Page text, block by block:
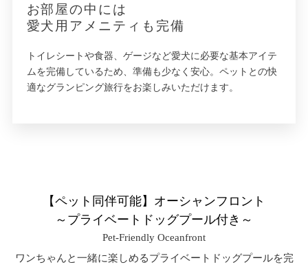
お部屋の中には
愛犬用アメニティも完備
トイレシートや食器、ゲージなど愛犬に必要な基本アイテ
ムを完備しているため、準備も少なく安心。ペットとの快
適なグランピング旅行をお楽しみいただけます。
【ペット同伴可能】オーシャンフロント
～プライベートドッグプール付き～
Pet-Friendly Oceanfront
ワンちゃんと一緒に楽しめるプライベートドッグプールを完